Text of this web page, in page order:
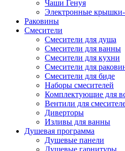
Чаши Генуя
Электронные
Раковины
Смесители
Смесители для душа
Смесители для ванны
Смесители для кухни
Смесители для
Смесители для биде
Наборы смесителей
Комплектующие для
Вентили для
Диверторы
Изливы для ванны
Душевая программа
Душевые панели
Душевые гарнитуры